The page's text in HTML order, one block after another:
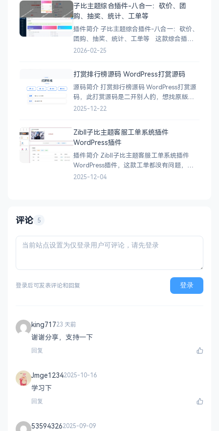
下载地址
子比主题综合插件-八合一：砍价、团
购、抽奖、统计、工单等
插件简介 子比主题综合插件-八合一：砍价、
团购、抽奖、统计、工单等 这款综合插件
并非简单的功能堆砌，而是针对子比主题的
功能亮点： 告别千篇一律的网站风格，让你
的网站与众不同。
2026-02-25
打赏排行榜源码 WordPress打赏源码
源码简介 打赏排行榜源码 WordPress打赏源
码，此打赏源码是二开别人的，想找原版的
某度一下打赏源码应该就会有的，把付款页
2025-12-22
Zibll子比主题客服工单系统插件
WordPress插件
插件简介 Zibll子比主题客服工单系统插件
WordPress插件，这款工单都没有问题，功
能很实用，有技术的自行二开，无加密全开
2025-12-04
评论 5
登录后可发表评论和回复 登录
king71723 天前
谢谢分享，支持一下
回复
Jmge12342025-10-16
学习下
回复
535943262025-09-09